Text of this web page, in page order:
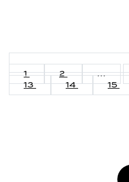
1 2 ...
13
14 15